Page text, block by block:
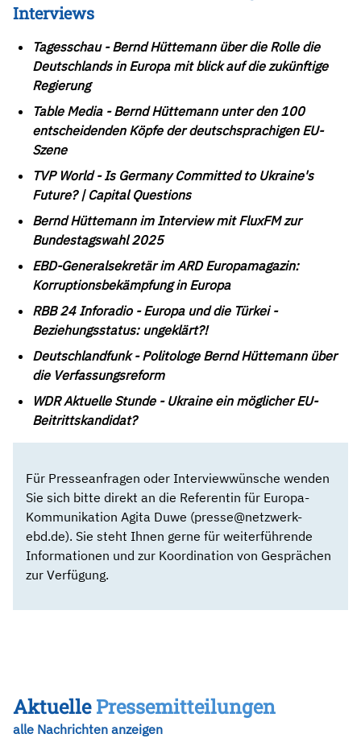
Interviews
Tagesschau - Bernd Hüttemann über die Rolle die
Deutschlands in Europa mit blick auf die zukünftige
Regierung
Table Media - Bernd Hüttemann unter den 100
entscheidenden Köpfe der deutschsprachigen EU-
Szene
TVP World - Is Germany Committed to Ukraine's
Future? | Capital Questions
Bernd Hüttemann im Interview mit FluxFM zur
Bundestagswahl 2025
EBD-Generalsekretär im ARD Europamagazin:
Korruptionsbekämpfung in Europa
RBB 24 Inforadio - Europa und die Türkei -
Beziehungsstatus: ungeklärt?!
Deutschlandfunk - Politologe Bernd Hüttemann über
die Verfassungsreform
WDR Aktuelle Stunde - Ukraine ein möglicher EU-
Beitrittskandidat?
Für Presseanfragen oder Interviewwünsche wenden
Sie sich bitte direkt an die Referentin für Europa-
Kommunikation Agita Duwe (presse@netzwerk-
ebd.de). Sie steht Ihnen gerne für weiterführende
Informationen und zur Koordination von Gesprächen
zur Verfügung.
AktuellePressemitteilungen
alle Nachrichten anzeigen